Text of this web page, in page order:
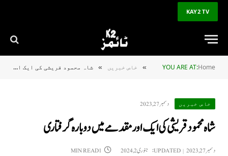
KAY2 TV
YOU ARE AT:Home
» خاص خبریں » شاہ محمود قریشی کی ایک اور مقدمے میں دوبارہ گرفتاری
خاص خبریں دسمبر 27, 2023
شاہ محمود قریشی کی ایک اور مقدمے میں دوبارہ گرفتاری
دسمبر 27, 2023 UPDATED: جنوری 2, 2024 1 MIN READ